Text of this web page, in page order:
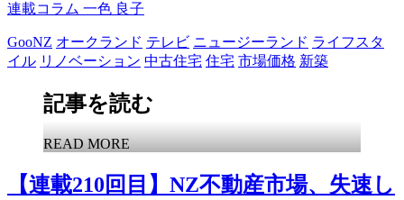
連載コラム 一色 良子
GooNZ オークランド テレビ ニュージーランド ライフスタ
イル リノベーション 中古住宅 住宅 市場価格 新築
記事を読む
READ MORE
【連載210回目】NZ不動産市場、失速し